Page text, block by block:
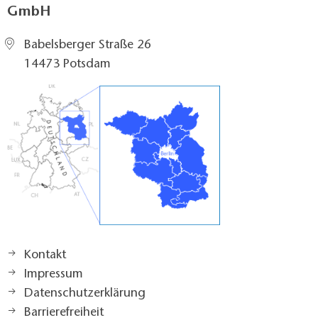
GmbH
Babelsberger Straße 26
14473 Potsdam
Kontakt
Impressum
Datenschutzerklärung
Barrierefreiheit